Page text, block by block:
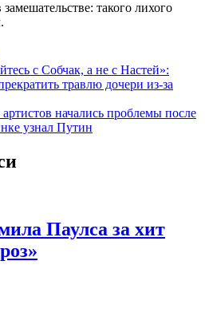
такого лихого
с Собчак, а не с Настей»:
травлю дочери из-за
начались проблемы после
узнал Путин
Паулса за хит